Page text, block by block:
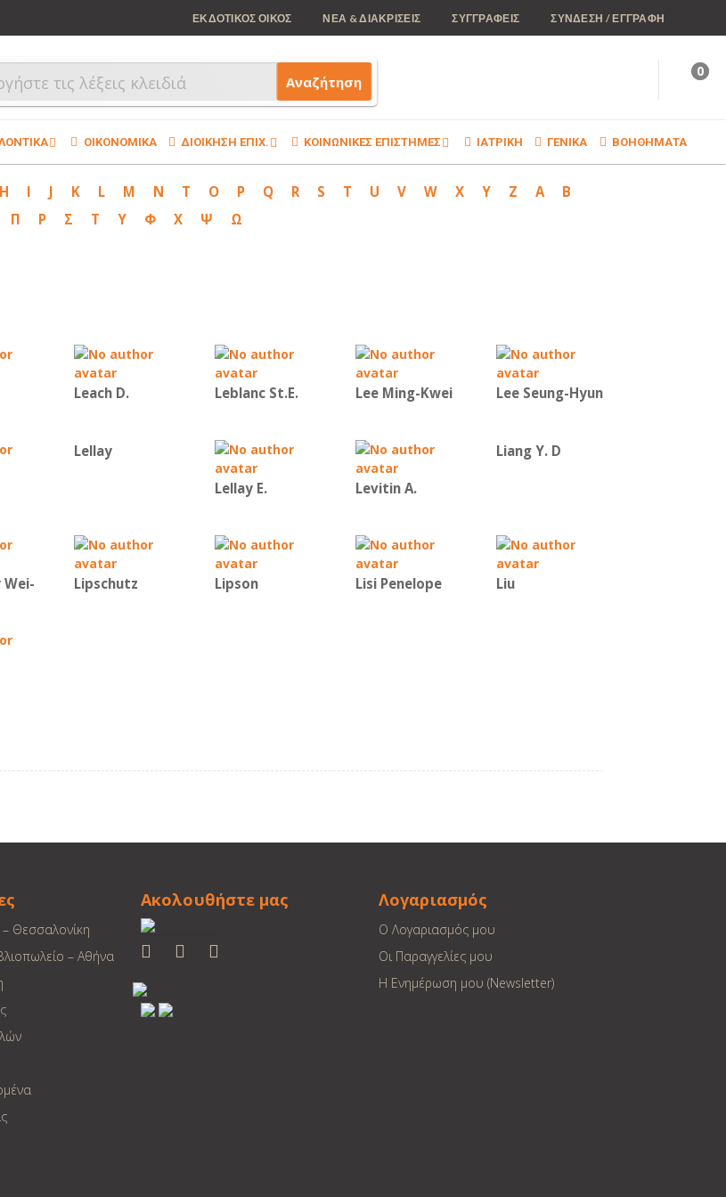
ΕΚΔΟΤΙΚΟΣ ΟΙΚΟΣ ΝΕΑ & ΔΙΑΚΡΙΣΕΙΣ ΣΥΓΓΡΑΦΕΙΣ ΣΥΝΔΕΣΗ / ΕΓΓΡΑΦΗ
Αναζήτηση
0
ΟΙΚΟΝΟΜΙΚΑ ΔΙΟΙΚΗΣΗ ΕΠΙΧ. ΚΟΙΝΩΝΙΚΕΣ ΕΠΙΣΤΗΜΕΣ ΙΑΤΡΙΚΗ ΓΕΝΙΚΑ ΒΟΗΘΗΜΑΤΑ
H I J K L M N T O P Q R S T U V W X Y Z Α
Β
Π Ρ Σ Τ Υ Φ Χ Ψ Ω
Leach D. Leblanc St.E. Lee Ming-Kwei Lee Seung-Hyun
Lellay
Lellay E. Levitin A.
Liang Y. D
Wei- Lipschutz Lipson Lisi Penelope Liu
– Θεσσαλονίκη
– Αθήνα
Ακολουθήστε μας Λογαριασμός
Ο Λογαριασμός μου
Οι Παραγγελίες μου
Η Ενημέρωση μου (Newsletter)